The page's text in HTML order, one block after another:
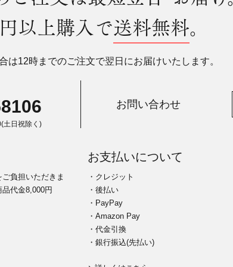
以上購入で送料無料。
は12時までのご注文で翌日にお届けいたします。
土日祝除く)
お問い合わせ
負担いただきま
代金8,000円
お支払いについて
・クレジット
・後払い
・PayPay
・Amazon Pay
・代金引換
・銀行振込(先払い)